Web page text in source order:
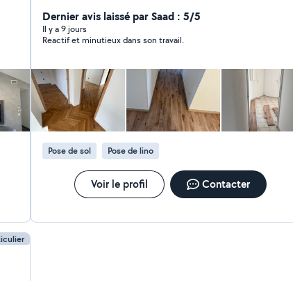
Dernier avis laissé par Saad : 5/5
Il y a 9 jours
Reactif et minutieux dans son travail.
Pose de sol Pose de lino
Voir le profil Contacter